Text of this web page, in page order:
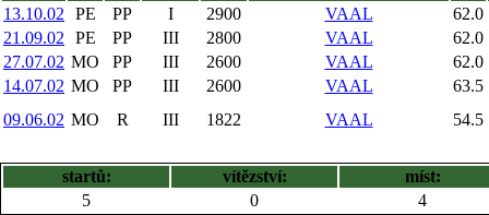
13.10.02
PE PP I 2900 VAAL
62.0
21.09.02
PE PP III 2800 VAAL
62.0
27.07.02 MO PP III 2600 VAAL
62.0
14.07.02 MO PP III 2600 VAAL
63.5
09.06.02 MO R III 1822 VAAL 54.5
startů: vítězství:
míst:
5
0 4